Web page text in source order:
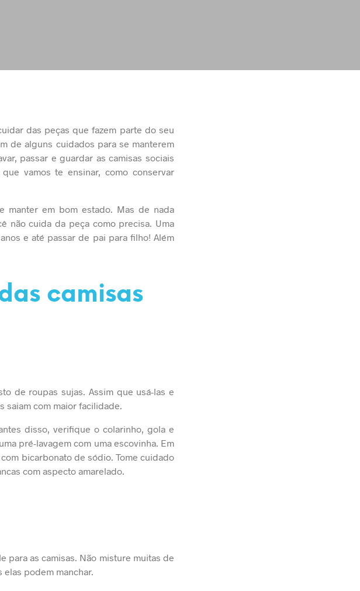
das peças que fazem parte do seu
de alguns cuidados para se manterem
passar e guardar as camisas sociais
vamos te ensinar, como conservar
manter em bom estado. Mas de nada
não cuida da peça como precisa. Uma
e até passar de pai para filho! Além
camisas
de roupas sujas. Assim que usá-las e
saiam com maior facilidade.
disso, verifique o colarinho, gola e
pré-lavagem com uma escovinha. Em
bicarbonato de sódio. Tome cuidado
com aspecto amarelado.
para as camisas. Não misture muitas de
podem manchar.